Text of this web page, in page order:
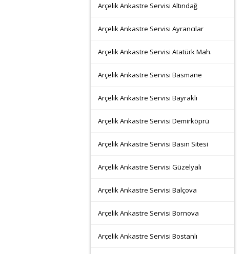
Arçelik Ankastre Servisi Altındağ
Arçelik Ankastre Servisi Ayrancılar
Arçelik Ankastre Servisi Atatürk Mah.
Arçelik Ankastre Servisi Basmane
Arçelik Ankastre Servisi Bayraklı
Arçelik Ankastre Servisi Demirköprü
Arçelik Ankastre Servisi Basın Sitesi
Arçelik Ankastre Servisi Güzelyalı
Arçelik Ankastre Servisi Balçova
Arçelik Ankastre Servisi Bornova
Arçelik Ankastre Servisi Bostanlı